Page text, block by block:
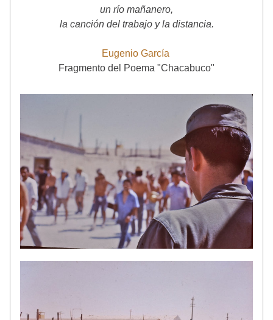
un río mañanero,
la canción del trabajo y la distancia.
Eugenio García
Fragmento del Poema "Chacabuco"